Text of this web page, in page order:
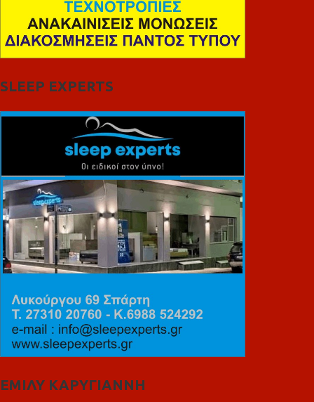
SLEEP EXPERTS
ΕΜΙΛΥ ΚΑΡΥΓΙΑΝΝΗ